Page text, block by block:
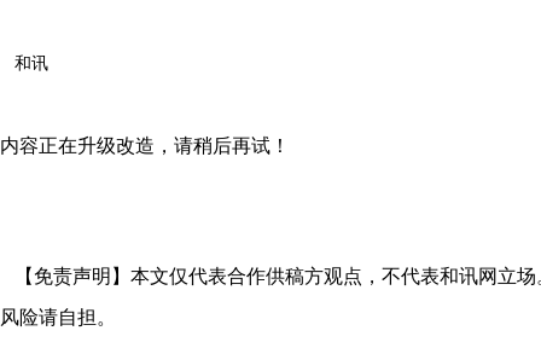
和讯
内容正在升级改造，请稍后再试！
【免责声明】本文仅代表合作供稿方观点，不代表和讯网立
风险请自担。